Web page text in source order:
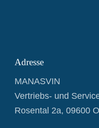
Adresse
MANASVIN
Vertriebs- und
Rosental 2a, 09600